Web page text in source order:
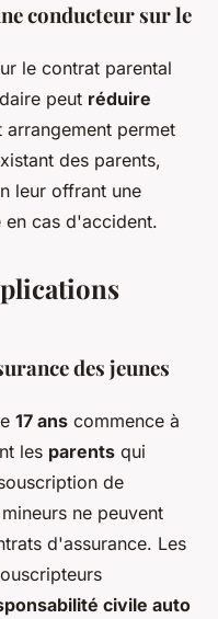
conducteur sur le
le contrat parental
peut réduire
arrangement permet
des parents,
leur offrant une
cas d'accident.
des jeunes
17 ans commence à
les parents qui
de
ne peuvent
d'assurance. Les
civile auto